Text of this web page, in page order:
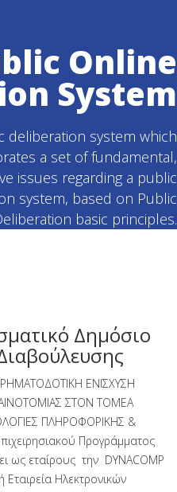
Online
System
deliberation system which
a set of fundamental,
issues regarding a public
system, based on Public
basic principles.
Δημόσιο
ΕΝΙΣΧΥΣΗ
ΣΤΟΝ ΤΟΜΕΑ
ΠΛΗΡΟΦΟΡΙΚΗΣ &
Προγράμματος
ως εταίρους την DYNACOMP
Ηλεκτρονικών